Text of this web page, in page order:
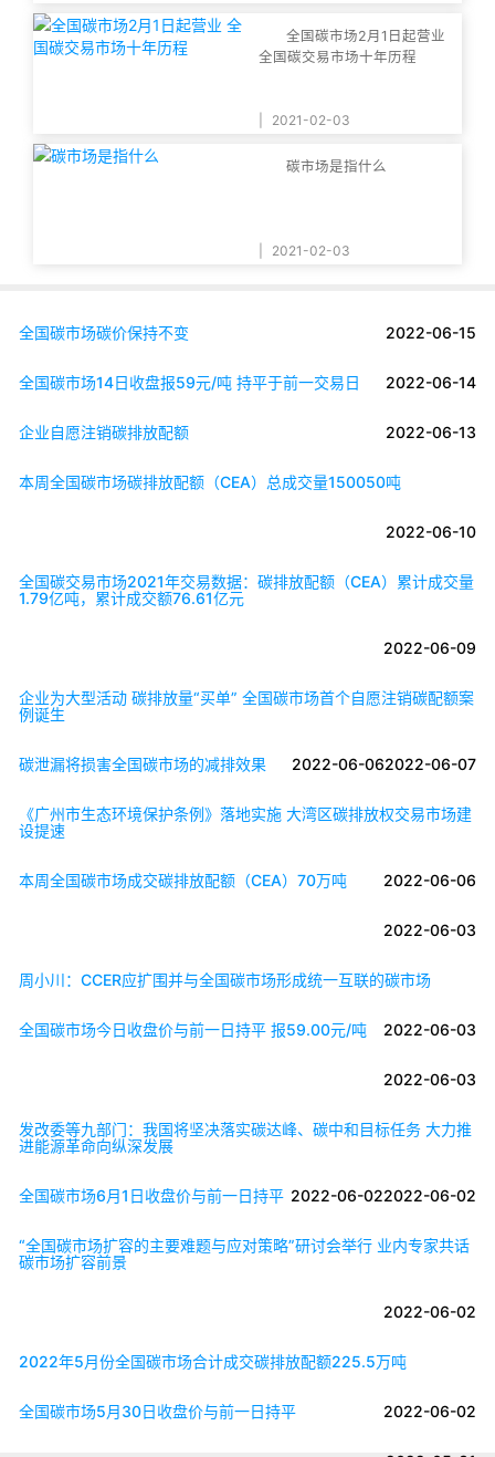
全国碳市场2月1日起营业
全国碳交易市场十年历程
2021-02-03
碳市场是指什么
2021-02-03
全国碳市场碳价保持不变 2022-06-15
全国碳市场14日收盘报59元/吨 持平于前一交易日 2022-06-14
企业自愿注销碳排放配额 2022-06-13
本周全国碳市场碳排放配额（CEA）总成交量150050吨
2022-06-10
全国碳交易市场2021年交易数据：碳排放配额（CEA）累计成交量
1.79亿吨，累计成交额76.61亿元
2022-06-09
企业为大型活动 碳排放量“买单” 全国碳市场首个自愿注销碳配额案
例诞生
2022-06-07
碳泄漏将损害全国碳市场的减排效果 2022-06-06
《广州市生态环境保护条例》落地实施 大湾区碳排放权交易市场建
设提速
2022-06-06
本周全国碳市场成交碳排放配额（CEA）70万吨
2022-06-03
周小川：CCER应扩围并与全国碳市场形成统一互联的碳市场
2022-06-03
全国碳市场今日收盘价与前一日持平 报59.00元/吨
2022-06-03
发改委等九部门：我国将坚决落实碳达峰、碳中和目标任务 大力推
进能源革命向纵深发展
2022-06-02
全国碳市场6月1日收盘价与前一日持平 2022-06-02
“全国碳市场扩容的主要难题与应对策略”研讨会举行 业内专家共话
碳市场扩容前景
2022-06-02
2022年5月份全国碳市场合计成交碳排放配额225.5万吨
2022-06-02
全国碳市场5月30日收盘价与前一日持平